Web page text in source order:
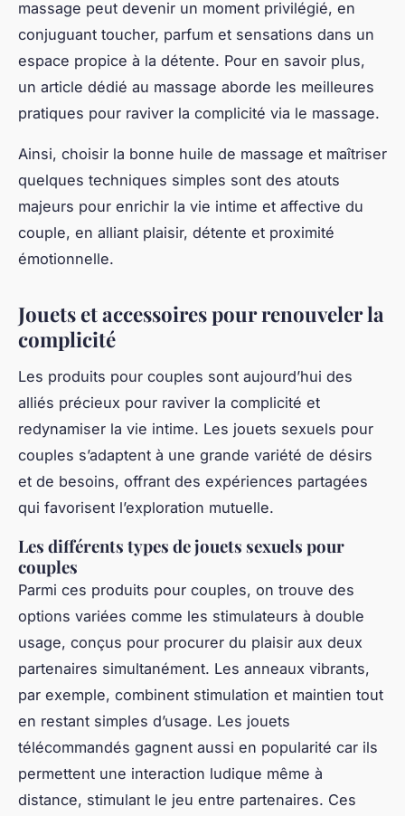
massage peut devenir un moment privilégié, en
conjuguant toucher, parfum et sensations dans un
espace propice à la détente. Pour en savoir plus,
un article dédié au massage aborde les meilleures
pratiques pour raviver la complicité via le massage.
Ainsi, choisir la bonne huile de massage et maîtriser
quelques techniques simples sont des atouts
majeurs pour enrichir la vie intime et affective du
couple, en alliant plaisir, détente et proximité
émotionnelle.
Jouets et accessoires pour renouveler la
complicité
Les produits pour couples sont aujourd’hui des
alliés précieux pour raviver la complicité et
redynamiser la vie intime. Les jouets sexuels pour
couples s’adaptent à une grande variété de désirs
et de besoins, offrant des expériences partagées
qui favorisent l’exploration mutuelle.
Les différents types de jouets sexuels pour
couples
Parmi ces produits pour couples, on trouve des
options variées comme les stimulateurs à double
usage, conçus pour procurer du plaisir aux deux
partenaires simultanément. Les anneaux vibrants,
par exemple, combinent stimulation et maintien tout
en restant simples d’usage. Les jouets
télécommandés gagnent aussi en popularité car ils
permettent une interaction ludique même à
distance, stimulant le jeu entre partenaires. Ces